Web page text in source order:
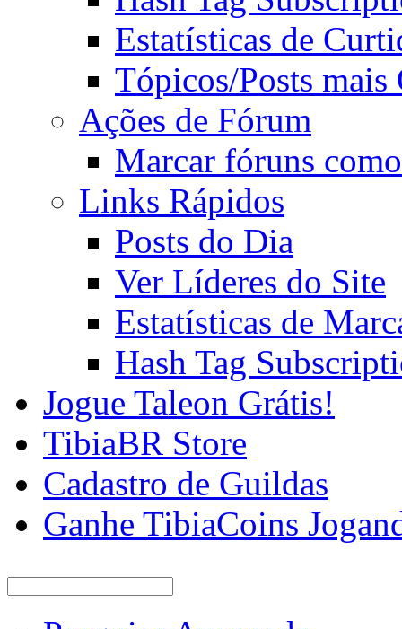
Estatísticas de
Tópicos/Posts mais
Ações de Fórum
Marcar fóruns
Links Rápidos
Posts do Dia
Ver Líderes do Site
Estatísticas de
Hash Tag
Jogue Taleon Grátis!
TibiaBR Store
Cadastro de Guildas
Ganhe TibiaCoins